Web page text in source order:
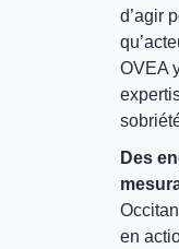
d’agir
OVEA
Des
en